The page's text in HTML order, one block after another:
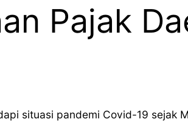
Pajak
situasi pandemi Covid-19 sejak